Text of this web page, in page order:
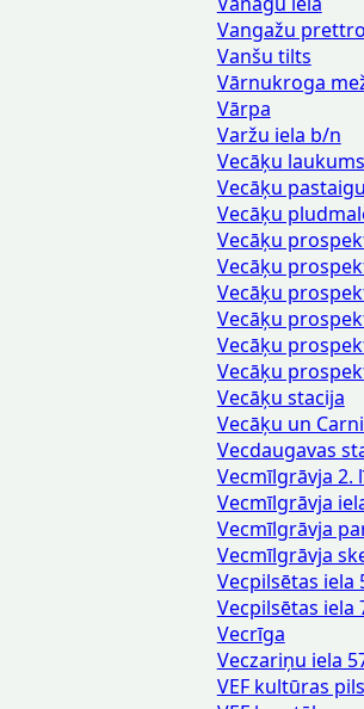
Vangažu
Vanšu tilts
Vārnukroga
Vārpa
Varžu iela b/n
Vecāķu
Vecāķu
Vecāķu
Vecāķu
Vecāķu
Vecāķu
Vecāķu
Vecāķu
Vecāķu
Vecāķu stacija
Vecāķu un
Vecdaugavas
Vecmīlgrāvja 2.
Vecmīlgrāvja
Vecmīlgrāvja
Vecmīlgrāvja
Vecpilsētas iela
Vecpilsētas iela
Vecrīga
Veczariņu iela
VEF kultūras pils